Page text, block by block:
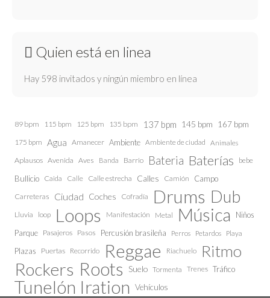
Quien está en linea
Hay 598 invitados y ningún miembro en línea
89 bpm 115 bpm 125 bpm 135 bpm 137 bpm 145 bpm 167 bpm
175 bpm Agua Amanecer Ambiente Ambiente de ciudad Animales
Aplausos Avenida Aves Banda Barrio Bateria Baterías bebe
Bullicio Caida Calle Calle estrecha Calles Camión Campo
Carreteras Ciudad Coches Cofradía Drums Dub
Lluvia loop Loops Manifestación Metal Música
Niños
Parque Pasajeros Pasos Percusión brasileña Perros Petardos Playa
Plazas Puertas Recorrido Reggae Riachuelo Ritmo
Rockers Roots Suelo Tormenta Trenes Tráfico
Tunelón Iration Vehículos